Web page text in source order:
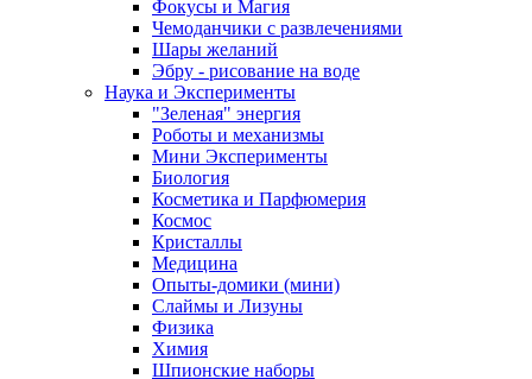
Фокусы и Магия
Чемоданчики с развлечениями
Шары желаний
Эбру - рисование на воде
Наука и Эксперименты
"Зеленая" энергия
Роботы и механизмы
Мини Эксперименты
Биология
Косметика и Парфюмерия
Космос
Кристаллы
Медицина
Опыты-домики (мини)
Слаймы и Лизуны
Физика
Химия
Шпионские наборы